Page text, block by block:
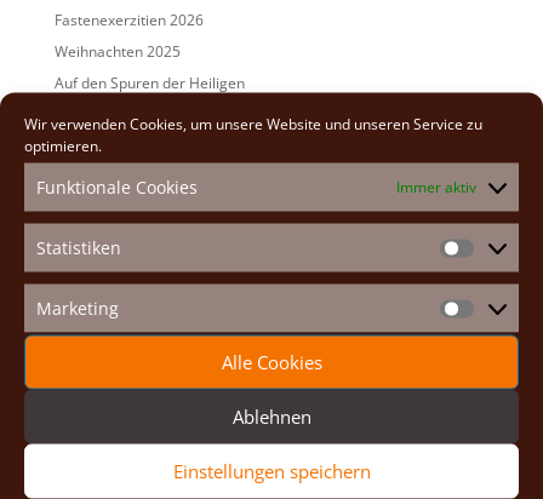
Wir verwenden Cookies, um unsere Website und unseren Service zu
optimieren.
Funktionale Cookies Immer aktiv
Statistiken
Marketing Marketing
Alle Cookies
Ablehnen
Einstellungen speichern
Fastenexerzitien 2026
Weihnachten 2025
Auf den Spuren der Heiligen
Adventexerzitien 2025
2026(2)
2025(7)
2024(5)
2023(13)
2022(9)
2020(2)